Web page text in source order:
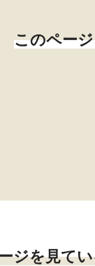
このペー
ジを見て